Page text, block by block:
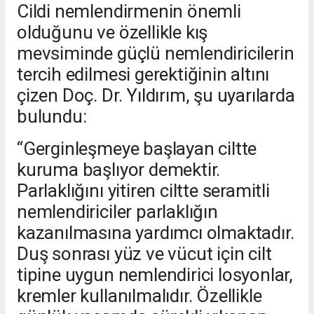
Cildi nemlendirmenin önemli
olduğunu ve özellikle kış
mevsiminde güçlü nemlendiricilerin
tercih edilmesi gerektiğinin altını
çizen Doç. Dr. Yıldırım, şu uyarılarda
bulundu:
“Gerginleşmeye başlayan ciltte
kuruma başlıyor demektir.
Parlaklığını yitiren ciltte seramitli
nemlendiriciler parlaklığın
kazanılmasına yardımcı olmaktadır.
Duş sonrası yüz ve vücut için cilt
tipine uygun nemlendirici losyonlar,
kremler kullanılmalıdır. Özellikle